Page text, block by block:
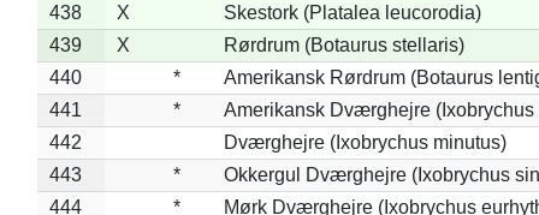
438
X
Skestork (Platalea leucorodia)
439
X
Rørdrum (Botaurus stellaris)
440
*
Amerikansk Rørdrum (Botaurus
441
*
Amerikansk Dværghejre (Ixobrychus
442
Dværghejre (Ixobrychus minutus)
443
*
Okkergul Dværghejre (Ixobrychus
444
*
Mørk Dværghejre (Ixobrychus